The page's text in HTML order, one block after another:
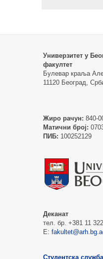
Универзитет у
факултет
Булевар краља
11120 Београд,
Жиро рачун: 840-
Матични број:
ПИБ: 100252129
Деканат
тел. бр. +381 11
Е:
Студентска служба